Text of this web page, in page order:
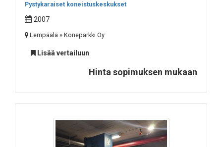
Pystykaraiset koneistuskeskukset
2007
Lempäälä » Koneparkki Oy
Lisää vertailuun
Hinta sopimuksen mukaan